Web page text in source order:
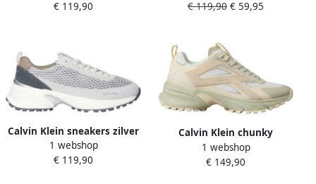
€ 119,90
€ 119,90 € 59,95
Calvin Klein sneakers zilver
taupe
1 webshop
€ 119,90
Calvin Klein chunky
sneakers ecru
1 webshop
€ 149,90